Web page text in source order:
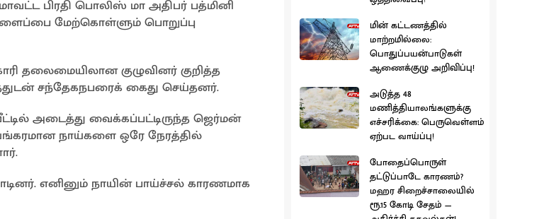
பிரதி பொலிஸ் மா அதிபர் பத்மினி
மேற்கொள்ளும் பொறுப்பு
தலைமையிலான குழுவினர் குறித்த
சந்தேகநபரைக் கைது செய்தனர்.
அடைத்து வைக்கப்பட்டிருந்த ஜெர்மன்
நாய்களை ஒரே நேரத்தில்
எனினும் நாயின் பாய்ச்சல் காரணமாக
மின் கட்டணத்தில்
மாற்றமில்லை:
பொதுப்பயன்பாடுகள்
ஆணைக்குழு அறிவிப்பு!
அடுத்த 48
மணித்தியாலங்களுக்கு
எச்சரிக்கை: பெருவெள்ளம்
ஏற்பட வாய்ப்பு!
போதைப்பொருள்
தட்டுப்பாடே காரணம்?
மஹர சிறைச்சாலையில்
ரூ.15 கோடி சேதம் —